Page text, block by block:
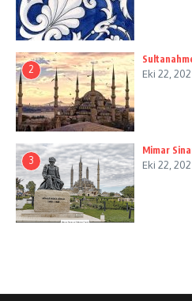
2 Eki 22,
3
Mimar
Eki 22,